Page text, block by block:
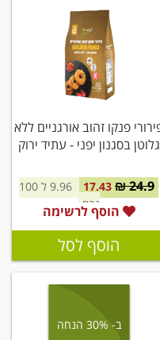
פנקו זהוב אורגניים ללא
גלוטן בסגנון יפני - עתיד ירוק
24.9 ₪
17.43
9.96 ל 100
גרם
הוסף לרשימה
הוסף לסל
ב- 30% הנחה